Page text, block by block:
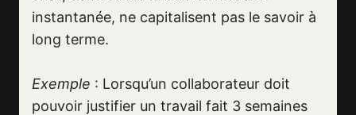
instantanée, ne capitalisent pas le savoir à
long terme.
Exemple : Lorsqu’un collaborateur doit
pouvoir justifier un travail fait 3 semaines